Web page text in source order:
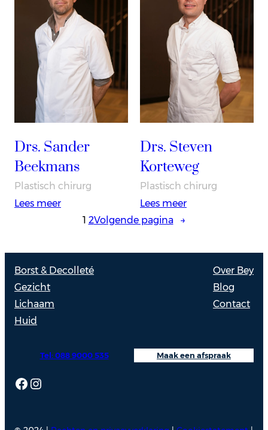
Drs. Sander
Beekmans
Plastisch chirurg
Lees meer:
Beekmans
Drs. Steven
Korteweg
Plastisch chirurg
Lees meer:
Korteweg
1 2Volgende pagina →
Borst & Decolleté
Gezicht
Lichaam
Huid
Over Bey
Blog
Contact
Facebook
Instagram
Maak een afspraak
Tel: 088 9000 535